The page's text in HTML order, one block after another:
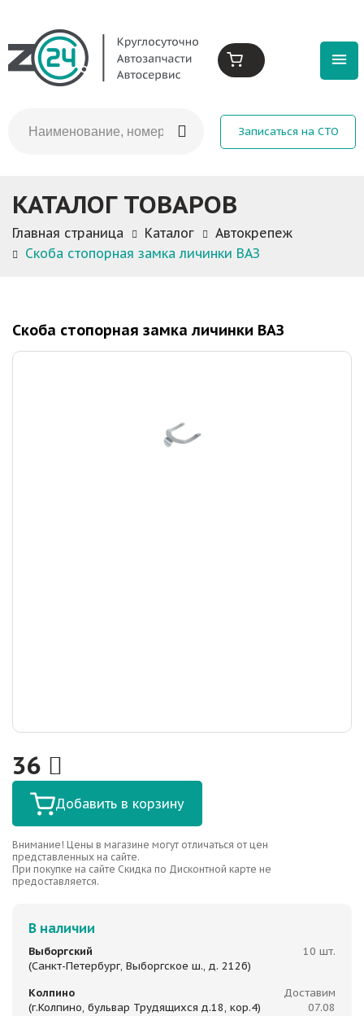
Записаться на СТО
КАТАЛОГ ТОВАРОВ
Главная страница Каталог
Автокрепеж
Скоба стопорная замка личинки ВАЗ
Скоба стопорная замка личинки ВАЗ
36
Добавить в корзину
Внимание! Цены в магазине могут отличаться от цен
представленных на сайте.
При покупке на сайте Скидка по Дисконтной карте не
предоставляется.
В наличии
Выборгский
(Санкт-Петербург, Выборгское ш., д. 212б)
10 шт.
Колпино
(г.Колпино, бульвар Трудящихся д.18, кор.4)
Доставим
07.08